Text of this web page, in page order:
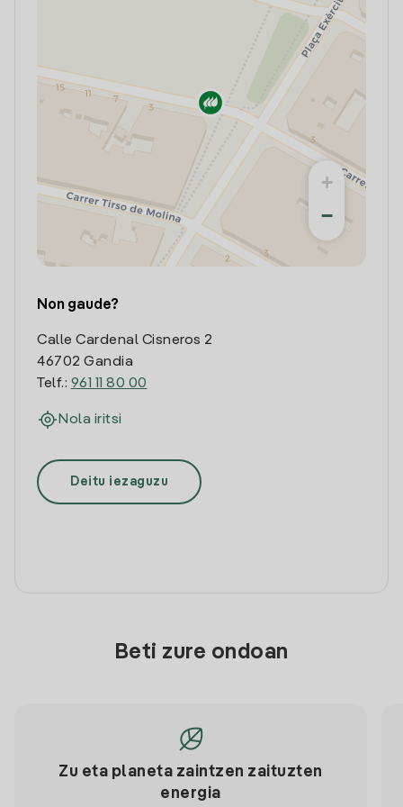
+
−
Non gaude?
Calle Cardenal Cisneros 2
46702 Gandia
Telf.: 961 11 80 00
Nola iritsi
Deitu iezaguzu
Beti zure ondoan
Zu eta planeta zaintzen zaituzten
energia